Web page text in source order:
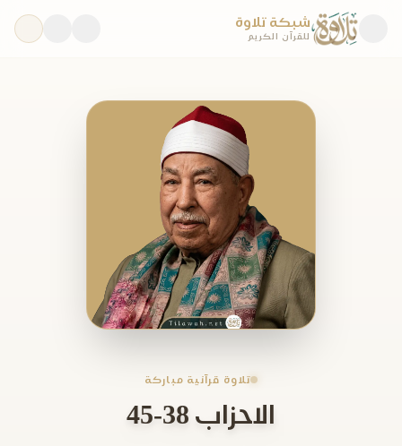
شبكة تلاوة
للقرآن الكريم
تلاوة قرآنية مباركة
الاحزاب 38-45